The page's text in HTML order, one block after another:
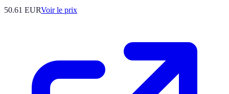
50.61 EURVoir le prix